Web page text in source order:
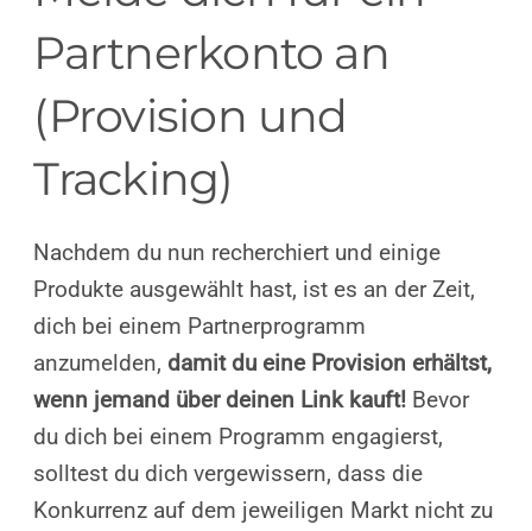
Partnerkonto an
(Provision und
Tracking)
Nachdem du nun recherchiert und einige
Produkte ausgewählt hast, ist es an der Zeit,
dich bei einem Partnerprogramm
anzumelden, damit du eine Provision erhältst,
wenn jemand über deinen Link kauft! Bevor
du dich bei einem Programm engagierst,
solltest du dich vergewissern, dass die
Konkurrenz auf dem jeweiligen Markt nicht zu